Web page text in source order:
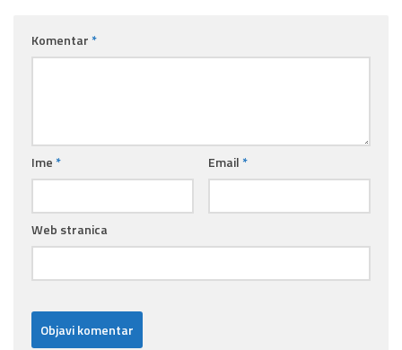
Komentar *
Ime * Email *
Web stranica